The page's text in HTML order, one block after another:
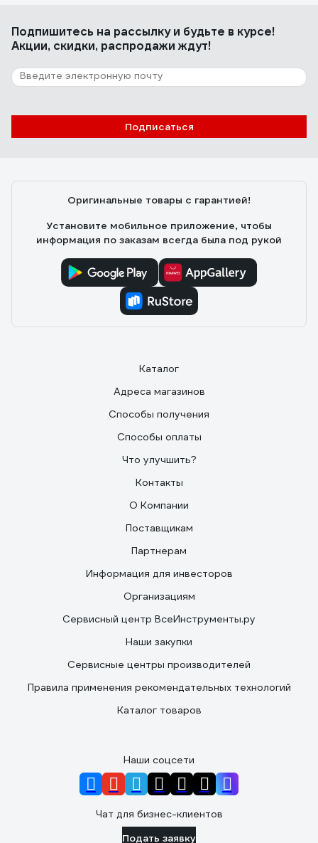
Подпишитесь на рассылкуи будьте в курсе!
Акции, скидки, распродажи ждут!
Подписаться
Оригинальные товары с гарантией!
Установите мобильное приложение, чтобы
информация по заказам всегда была под рукой
Каталог
Адреса магазинов
Способы получения
Способы оплаты
Что улучшить?
Контакты
О Компании
Поставщикам
Партнерам
Информация для инвесторов
Организациям
Сервисный центр ВсеИнструменты.ру
Наши закупки
Сервисные центры производителей
Правила применения рекомендательных технологий
Каталог товаров
Наши соцсети
Чат для бизнес-клиентов
Подать заявку